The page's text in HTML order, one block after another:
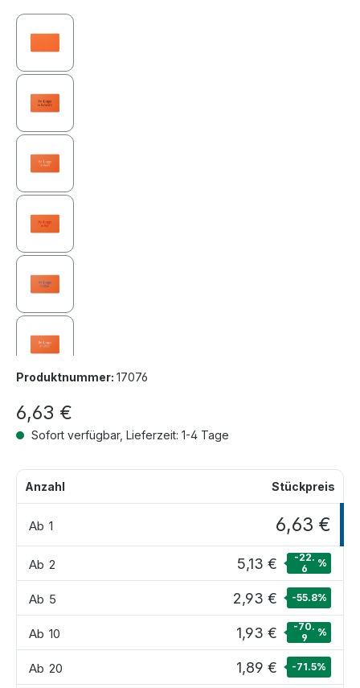
Produktnummer: 17076
6,63 €
Sofort verfügbar, Lieferzeit: 1-4 Tage
Anzahl Stückpreis
Ab 1 6,63 €
Ab 2 5,13 €
-22.
6
%
Ab 5 2,93 € -55.8%
Ab 10 1,93 €
-70.
9
%
Ab 20 1,89 € -71.5%